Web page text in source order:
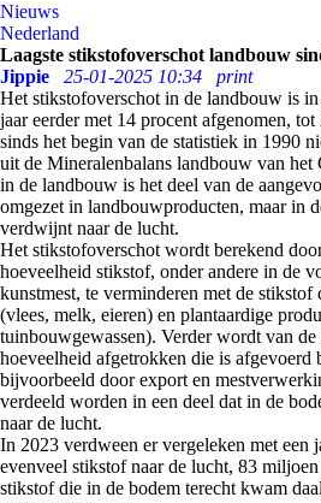
Nieuws
Nederland
Laagste stikstofoverschot landbouw
Jippie
25-01-2025 10:34
print
Het stikstofoverschot in de landbouw is
jaar eerder met 14 procent afgenomen,
sinds het begin van de statistiek in 1990
uit de Mineralenbalans landbouw van
in de landbouw is het deel van de
omgezet in landbouwproducten, maar in
verdwijnt naar de lucht.
Het stikstofoverschot wordt berekend
hoeveelheid stikstof, onder andere in de
kunstmest, te verminderen met de
(vlees, melk, eieren) en plantaardige
tuinbouwgewassen). Verder wordt van de
hoeveelheid afgetrokken die is afgevoerd
bijvoorbeeld door export en
verdeeld worden in een deel dat in de
naar de lucht.
In 2023 verdween er vergeleken met een
evenveel stikstof naar de lucht, 83
stikstof die in de bodem terecht kwam